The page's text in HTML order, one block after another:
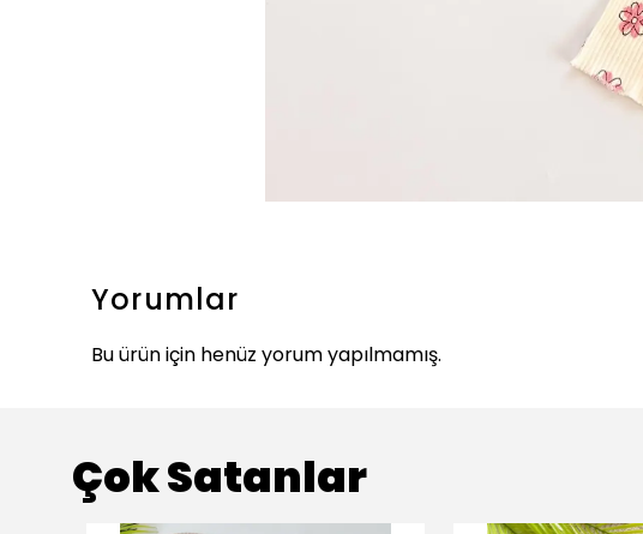
Yorumlar
Bu ürün için henüz yorum yapılmamış.
Çok Satanlar